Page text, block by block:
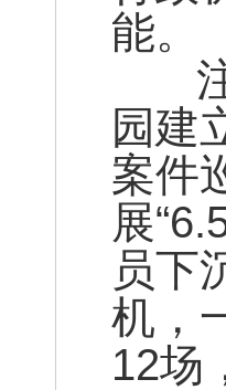
能。
注
园建
案件
展
员下
机，
12场